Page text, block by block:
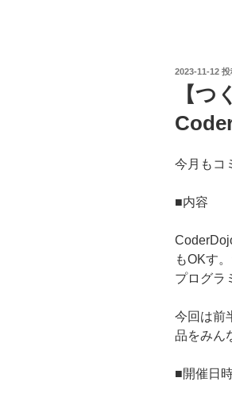
投
2023-11-12 投
【
今月もコ
■内容
もOKす
プログラ
今回は前
品をみん
■開催日